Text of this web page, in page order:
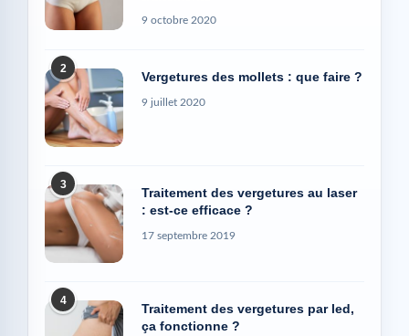
9 octobre 2020
2
Vergetures des mollets : que faire ?
9 juillet 2020
3
Traitement des vergetures au laser
: est-ce efficace ?
17 septembre 2019
4
Traitement des vergetures par led,
ça fonctionne ?